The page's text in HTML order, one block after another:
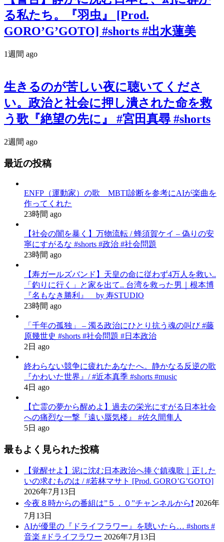
る私たち。『羽虫』 [Prod.
GORO’G’GOTO] #shorts #出水蓮美
1週間 ago
生きるのが苦しい夜に聴いてくださ
い。政治と社会に押し潰された命を救
う歌『絶望の先に』 #宮田真尋 #shorts
2週間 ago
最近の投稿
ENFP（運動家）の歌 MBTI診断を参考にAIが楽曲を
作ってくれた
23時間 ago
【社会の闇を暴く】万物流転 / 蜂須賀ケイ – 偽りの安
寧にすがるな #shorts #政治 #社会問題
23時間 ago
【寿ガールズバンド】天皇の命に従わず4万人を救い..
「釣りに行く」と家を出て.. 台湾を救った男｜根本博
『名もなき勝利』 by 寿STUDIO
23時間 ago
「千年の孤独」 – 濁る政治にひとり抗う魂の叫び #藤
原幾世史 #shorts #社会問題 #日本政治
2日 ago
終わらない競争に疲れたあなたへ。静かなる反逆の歌
『かわいた世界』/ #近本真季 #shorts #music
4日 ago
【亡霊の夢から醒めよ】過去の栄光にすがる日本社会
への痛烈な一撃『遠い蜃気楼』 #佐久間隼人
5日 ago
最もよく見られた投稿
【覚醒せよ】泥に沈む日本政治へ捧ぐ鎮魂歌｜正した
いの求むものは / #若林マサト [Prod. GORO’G’GOTO]
2026年7月13日
今夜８時からの番組は”５．０”チャンネルから❗️ 2026年
7月13日
AIが優里の『ドライフラワー』を聴いたら… #shorts #
音楽 #ドライフラワー 2026年7月13日